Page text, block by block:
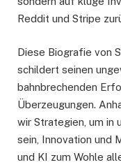
Reddit und Stripe
Diese Biografie von
schildert seinen
bahnbrechenden
Überzeugungen.
wir Strategien, um in
sein, Innovation und
und KI zum Wohle